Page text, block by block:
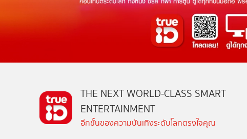
THE NEXT WORLD-CLASS SMART
ENTERTAINMENT
อีกขั้นของความบันเทิงระดับโลกตรงใจคุณ